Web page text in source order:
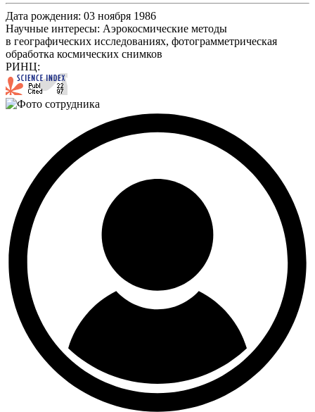
Дата рождения: 03 ноября 1986
Научные интересы: Аэрокосмические методы
в географических исследованиях, фотограмметрическая
обработка космических снимков
РИНЦ: